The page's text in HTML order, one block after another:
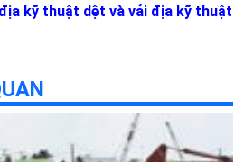
kỹ thuật dệt và vải địa kỹ thuật